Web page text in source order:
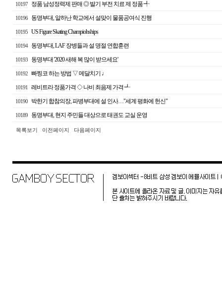
10197 정품 남성정력제 판매 ◎ 발기 부전 치료 제 정품 ╃
10196 동명부대, 알하난 학교에서 설맞이 물품공여식 진행
10195 US Figure Skating Champiohships
10194 동명부대, LAF 장병들과 설 명절 연합훈련
10193 동명부대 '2020 새해 복 많이 받으세요'
10192 빠찡코 하는 방법 ▽ 메달치기 ♩
10191 레비트라 정품가격 ◇ 나비 최음제 가격 ┹
10190 박한기 합참의장, 파병부대에 설 인사…"세계 평화에 헌신"
10189 동명부대, 현지 주민들 대상으로 태권도 교실 운영
목록보기 이전페이지 다음페이지